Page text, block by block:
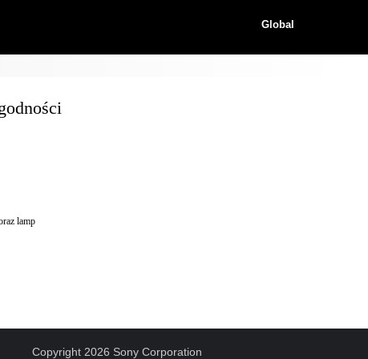
Global
lamp
Copyright 2026 Sony Corporation